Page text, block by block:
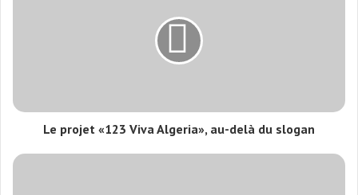
Le projet «123 Viva Algeria», au-delà du slogan